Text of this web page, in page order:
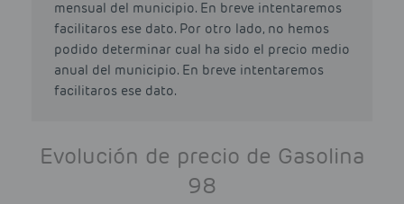
mensual del municipio. En breve intentaremos
facilitaros ese dato. Por otro lado, no hemos
podido determinar cual ha sido el precio medio
anual del municipio. En breve intentaremos
facilitaros ese dato.
Evolución de precio de Gasolina
98